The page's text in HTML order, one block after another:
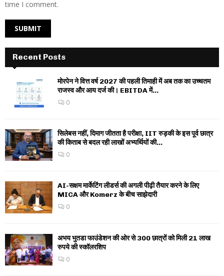
time I comment.
Recent Posts
मोरपेन ने वित्त वर्ष 2027 की पहली तिमाही में अब तक का उच्चतम
राजस्व और आय दर्ज की। EBITDA में...
0
सिलेबस नहीं, दिमाग जीतता है परीक्षा, IIT रुड़की के इस पूर्व छात्र
की किताब से बदल रही लाखों अभ्यर्थियों की...
0
AI-सक्षम मार्केटिंग लीडर्स की अगली पीढ़ी तैयार करने के लिए
MICA और Komerz के बीच साझेदारी
0
अभय भुतडा फाउंडेशन की ओर से 300 छात्रों को मिली 21 लाख
रुपये की स्कॉलरशिप
0